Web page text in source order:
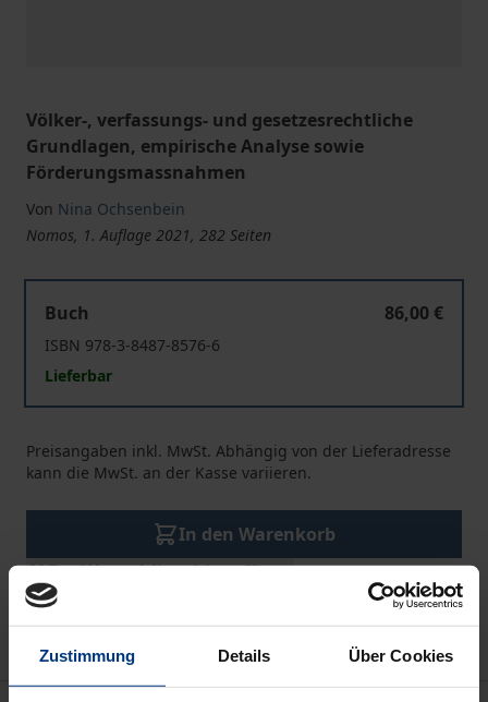
Zustimmung Details Über Cookies
Völker-, verfassungs- und gesetzesrechtliche
Grundlagen, empirische Analyse sowie
Förderungsmassnahmen
Von Nina Ochsenbein
Nomos, 1. Auflage 2021, 282 Seiten
Buch
86,00 €
ISBN 978-3-8487-8576-6
Lieferbar
Preisangaben inkl. MwSt. Abhängig von der Lieferadresse
kann die MwSt. an der Kasse variieren.
In den Warenkorb
Zur Wunschliste hinzufügen
Hinweise zu Versandkosten